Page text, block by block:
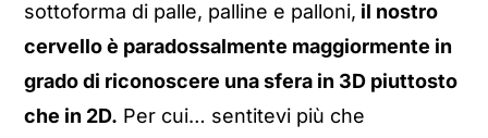
sottoforma di palle, palline e palloni, il nostro
cervello è paradossalmente maggiormente in
grado di riconoscere una sfera in 3D piuttosto
che in 2D. Per cui… sentitevi più che